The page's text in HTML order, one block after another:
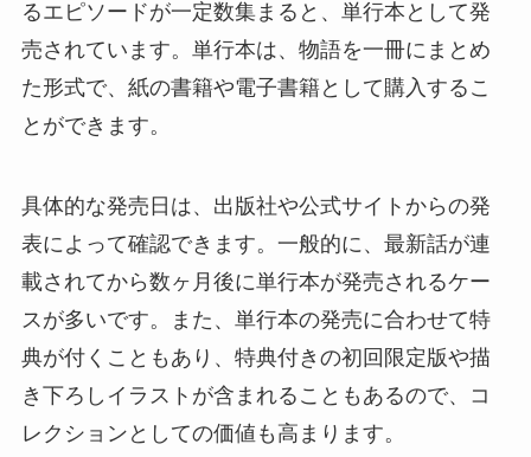
るエピソードが一定数集まると、単行本として発
売されています。単行本は、物語を一冊にまとめ
た形式で、紙の書籍や電子書籍として購入するこ
とができます。
具体的な発売日は、出版社や公式サイトからの発
表によって確認できます。一般的に、最新話が連
載されてから数ヶ月後に単行本が発売されるケー
スが多いです。また、単行本の発売に合わせて特
典が付くこともあり、特典付きの初回限定版や描
き下ろしイラストが含まれることもあるので、コ
レクションとしての価値も高まります。